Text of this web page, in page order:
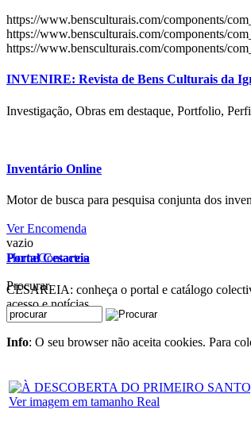
https://www.bensculturais.com/components/
https://www.bensculturais.com/components/
https://www.bensculturais.com/components/
INVENIRE: Revista de Bens Culturais da
Investigação, Obras em destaque, Portfolio,
Inventário Online
Motor de busca para pesquisa conjunta dos
Portal Cesareia
CESAREIA: conheça o portal e catálogo
acesso e notícias
Ver Encomenda
vazio
HomeContactos
Procurar
Info: O seu browser não aceita cookies. Para
Ver imagem em tamanho Real